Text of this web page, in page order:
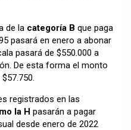
de la categoría B que paga
pasará en enero a abonar
pasará de $550.000 a
De esta forma el monto
registrados en las
la H pasarán a pagar
desde enero de 2022